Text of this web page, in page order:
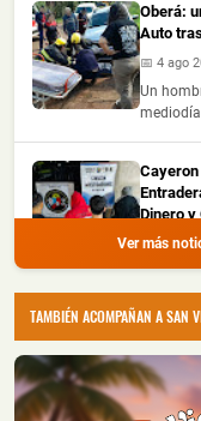
Oberá:
Auto
📅 4 ago
Un
Dinero y
📅 4 ago
La
amplio
un
📅 4 ago
Ver más
TAMBIÉN ACOMPAÑAN A SAN